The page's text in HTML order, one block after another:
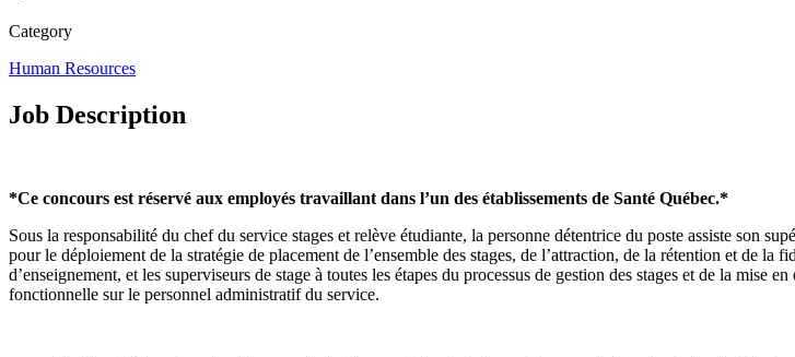
Category
Human Resources
Job Description
*Ce concours est réservé aux employés travaillant dans l’un des établissements de Santé Québec.*
Sous la responsabilité du chef du service stages et relève étudiante, la personne détentrice du poste assiste son
pour le déploiement de la stratégie de placement de l’ensemble des stages, de l’attraction, de la rétention et de
d’enseignement, et les superviseurs de stage à toutes les étapes du processus de gestion des stages et de la
fonctionnelle sur le personnel administratif du service.